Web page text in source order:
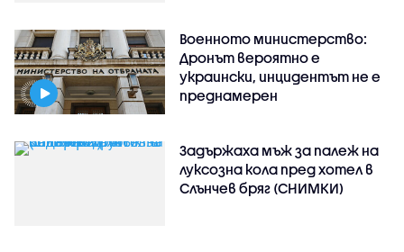
Военното министерство:
Дронът вероятно е
украински, инцидентът не е
преднамерен
Задържаха мъж за палеж на
луксозна кола пред хотел в
Слънчев бряг (СНИМКИ)